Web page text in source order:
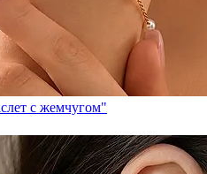
с жемчугом"